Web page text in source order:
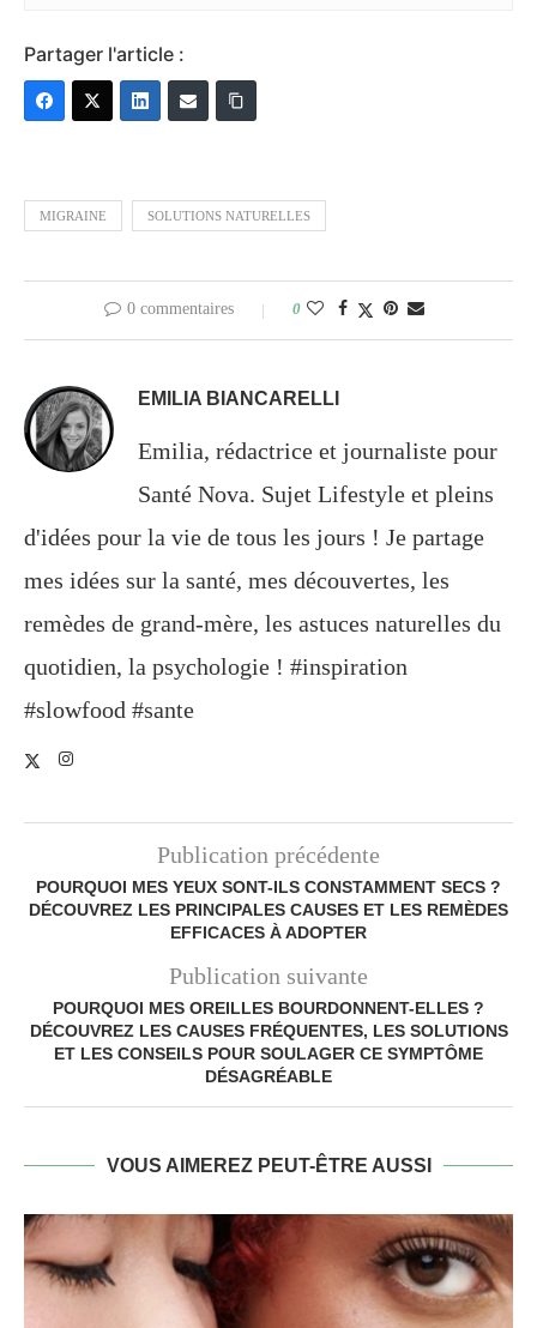
Partager l'article :
MIGRAINE SOLUTIONS NATURELLES
0 commentaires 0
EMILIA BIANCARELLI
Emilia, rédactrice et journaliste pour
Santé Nova. Sujet Lifestyle et pleins
d'idées pour la vie de tous les jours ! Je partage
mes idées sur la santé, mes découvertes, les
remèdes de grand-mère, les astuces naturelles du
quotidien, la psychologie ! #inspiration
#slowfood #sante
Publication précédente
POURQUOI MES YEUX SONT-ILS CONSTAMMENT SECS ?
DÉCOUVREZ LES PRINCIPALES CAUSES ET LES REMÈDES
EFFICACES À ADOPTER
Publication suivante
POURQUOI MES OREILLES BOURDONNENT-ELLES ?
DÉCOUVREZ LES CAUSES FRÉQUENTES, LES SOLUTIONS
ET LES CONSEILS POUR SOULAGER CE SYMPTÔME
DÉSAGRÉABLE
VOUS AIMEREZ PEUT-ÊTRE AUSSI